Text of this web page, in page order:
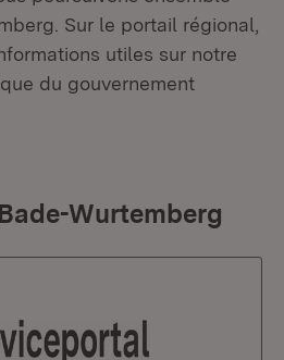
Sur le portail régional,
utiles sur notre
du gouvernement
Wurtemberg